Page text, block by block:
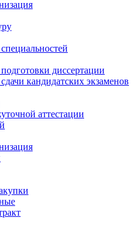
диссертации
кандидатских экзаменов
аттестации